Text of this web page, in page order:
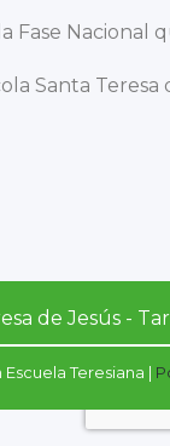
Nacional
Santa
de Jesús -
Teresiana |